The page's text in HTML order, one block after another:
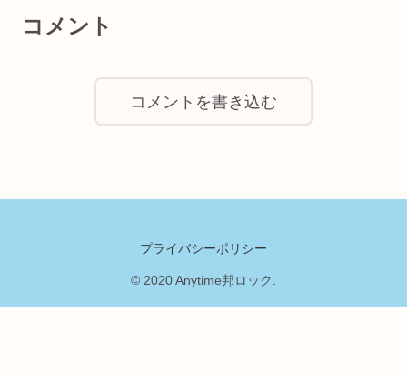
コメント
コメントを書き込む
プライバシーポリシー
© 2020 Anytime邦ロック.